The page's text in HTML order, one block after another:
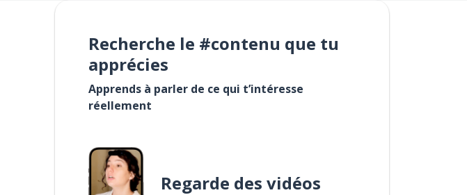
Recherche le #contenu que tu
apprécies
Apprends à parler de ce qui t’intéresse
réellement
Regarde des vidéos